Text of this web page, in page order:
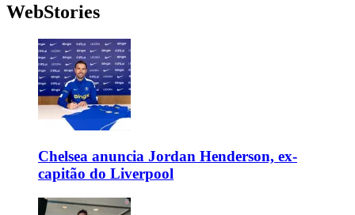
WebStories
Chelsea anuncia Jordan Henderson, ex-
capitão do Liverpool